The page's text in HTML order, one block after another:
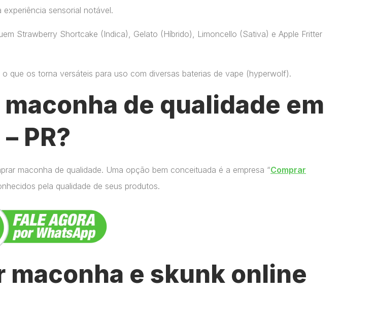
sensorial notável.
Strawberry Shortcake (Indica), Gelato (Híbrido), Limoncello (Sativa) e Apple Fritter
que os torna versáteis para uso com diversas baterias de vape​ (hyperwolf)​.
de qualidade em
PR?
maconha de qualidade. Uma opção bem conceituada é a empresa “Comprar
pela qualidade de seus produtos.
maconha e skunk online